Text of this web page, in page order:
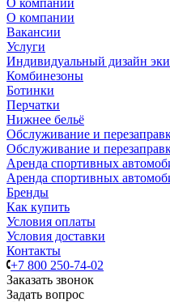
О компании
О компании
Вакансии
Услуги
Индивидуальный дизайн
Комбинезоны
Ботинки
Перчатки
Нижнее бельё
Обслуживание и
Обслуживание и
Аренда спортивных
Аренда спортивных
Бренды
Как купить
Условия оплаты
Условия доставки
Контакты
+7 800 250-74-02
Заказать звонок
Задать вопрос